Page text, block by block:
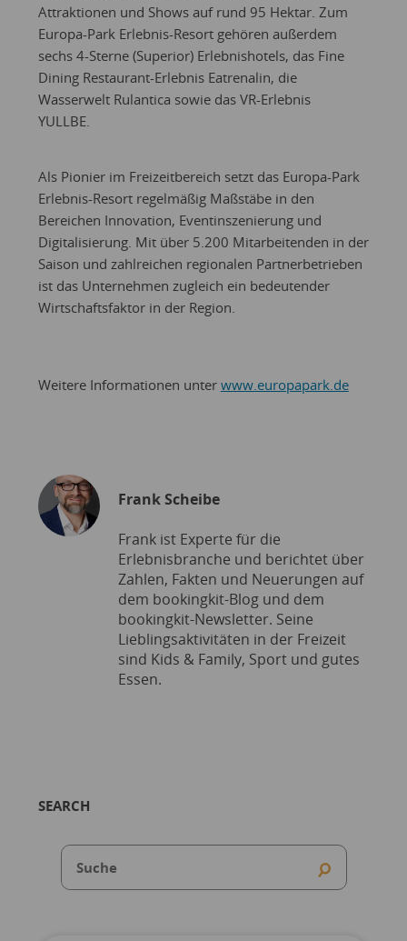
Attraktionen und Shows auf rund 95 Hektar. Zum
Europa-Park Erlebnis-Resort gehören außerdem
sechs 4-Sterne (Superior) Erlebnishotels, das Fine
Dining Restaurant-Erlebnis Eatrenalin, die
Wasserwelt Rulantica sowie das VR-Erlebnis
YULLBE.
Als Pionier im Freizeitbereich setzt das Europa-Park
Erlebnis-Resort regelmäßig Maßstäbe in den
Bereichen Innovation, Eventinszenierung und
Digitalisierung. Mit über 5.200 Mitarbeitenden in der
Saison und zahlreichen regionalen Partnerbetrieben
ist das Unternehmen zugleich ein bedeutender
Wirtschaftsfaktor in der Region.
Weitere Informationen unter www.europapark.de
SEARCH
Frank Scheibe
Frank ist Experte für die
Erlebnisbranche und berichtet über
Zahlen, Fakten und Neuerungen auf
dem bookingkit-Blog und dem
bookingkit-Newsletter. Seine
Lieblingsaktivitäten in der Freizeit
sind Kids & Family, Sport und gutes
Essen.